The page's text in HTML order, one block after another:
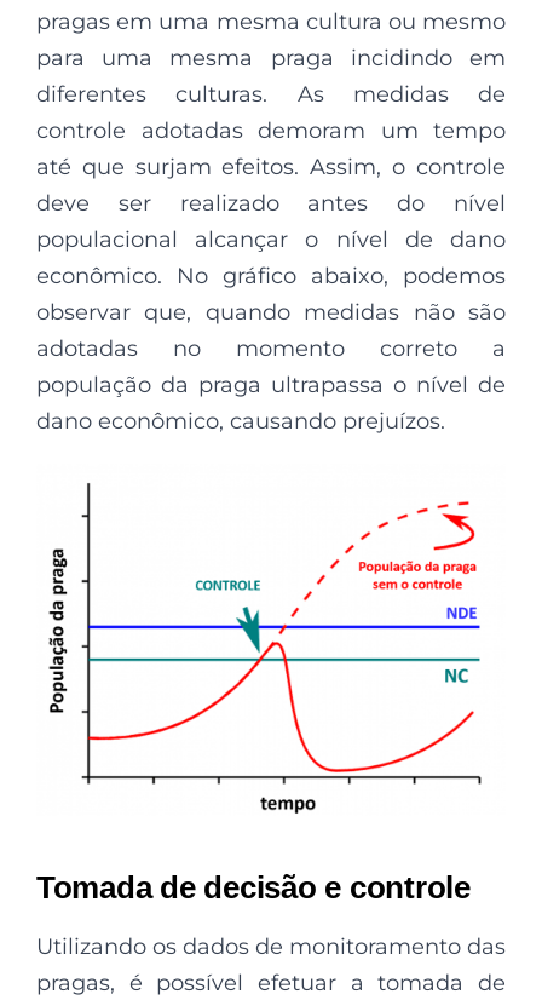
pragas em uma mesma cultura ou mesmo
para uma mesma praga incidindo em
diferentes culturas. As medidas de
controle adotadas demoram um tempo
até que surjam efeitos. Assim, o controle
deve ser realizado antes do nível
populacional alcançar o nível de dano
econômico. No gráfico abaixo, podemos
observar que, quando medidas não são
adotadas no momento correto a
população da praga ultrapassa o nível de
dano econômico, causando prejuízos.
Tomada de decisão e controle
Utilizando os dados de monitoramento das
pragas, é possível efetuar a tomada de